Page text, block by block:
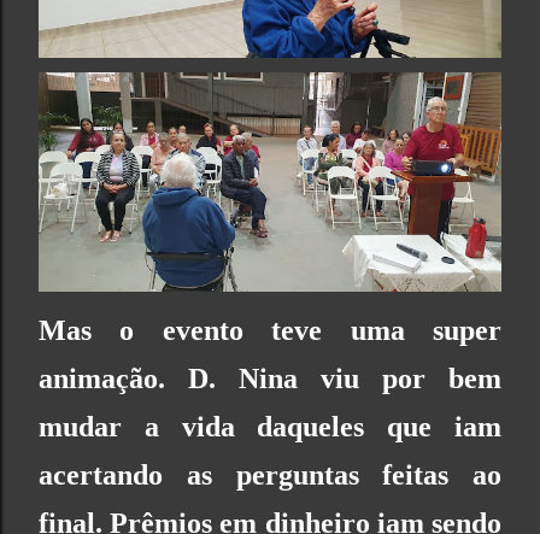
Mas o evento teve uma super
animação. D. Nina viu por bem
mudar a vida daqueles que iam
acertando as perguntas feitas ao
final. Prêmios em dinheiro iam sendo